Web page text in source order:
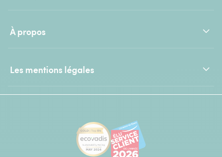
À propos
Les mentions légales